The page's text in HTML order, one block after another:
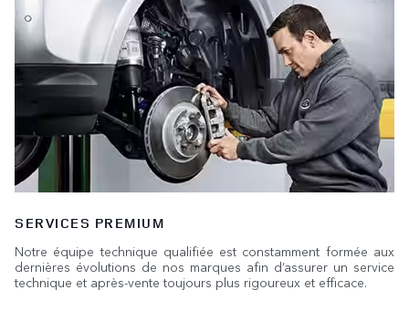
SERVICES PREMIUM
Notre équipe technique qualifiée est constamment formée aux
dernières évolutions de nos marques afin d’assurer un service
technique et après-vente toujours plus rigoureux et efficace.